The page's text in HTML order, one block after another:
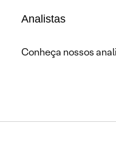
Analistas
Conheça nossos